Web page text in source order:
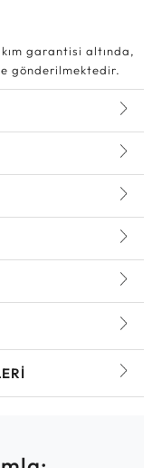
garantisi altında,
gönderilmektedir.